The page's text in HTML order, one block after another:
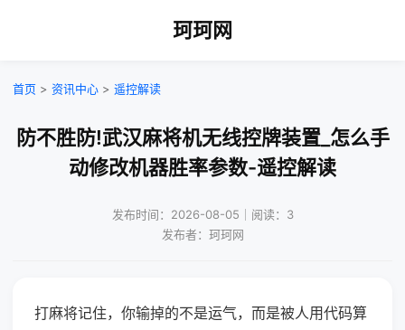
珂珂网
首页 > 资讯中心 > 遥控解读
防不胜防!武汉麻将机无线控牌装置_怎么手
动修改机器胜率参数-遥控解读
发布时间：2026-08-05｜阅读：3
发布者：珂珂网
打麻将记住，你输掉的不是运气，而是被人用代码算